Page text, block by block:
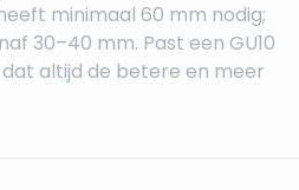
minimaal 60 mm nodig;
30–40 mm. Past een GU10
altijd de betere en meer